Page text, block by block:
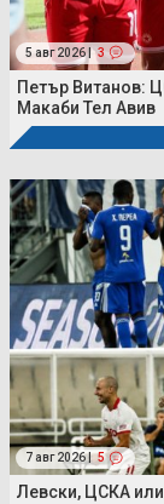
5 авг 2026 | 3
Петър Витанов:
Макаби Тел Авив
7 авг 2026 | 5
Левски, ЦСКА